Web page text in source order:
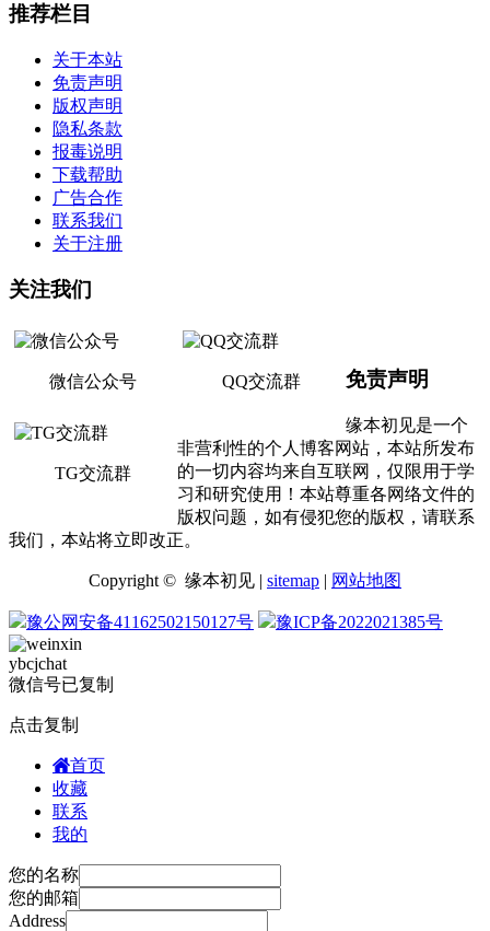
推荐栏目
关于本站
免责声明
版权声明
隐私条款
报毒说明
下载帮助
广告合作
联系我们
关于注册
关注我们
微信公众号 QQ交流群
TG交流群
免责声明
缘本初见是一个
非营利性的个人博客网站，本站所发布
的一切内容均来自互联网，仅限用于学
习和研究使用！本站尊重各网络文件的
版权问题，如有侵犯您的版权，请联系
我们，本站将立即改正。
Copyright © 缘本初见 | sitemap | 网站地图
豫公网安备41162502150127号 豫ICP备2022021385号
ybcjchat
微信号已复制
点击复制
首页
收藏
联系
我的
您的名称
您的邮箱
Address